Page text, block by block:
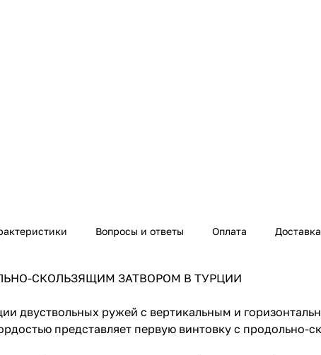
Вопросы и ответы Оплата Доставка
СКОЛЬЗЯЩИМ ЗАТВОРОМ В ТУРЦИИ
двуствольных ружей с вертикальным и
представляет первую винтовку с продольно-